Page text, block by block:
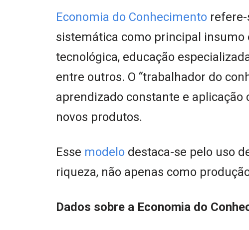
Economia do Conhecimento
sistemática como principal insumo
tecnológica, educação
entre outros. O “trabalhador do
aprendizado constante e
novos produtos.
Esse modelo destaca-se pelo uso
riqueza, não apenas como
Dados sobre a Economia do